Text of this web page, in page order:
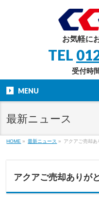
お気軽に
TEL
受付時
MENU
最新ニュース
HOME » 最新ニュース » アクアご売却
アクアご売却ありが